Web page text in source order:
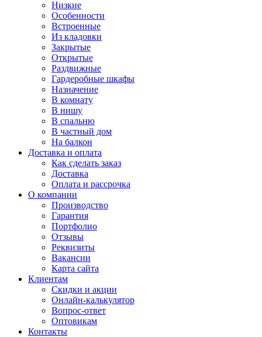
Низкие
Особенности
Встроенные
Из кладовки
Закрытые
Открытые
Раздвижные
Гардеробные шкафы
Назначение
В комнату
В нишу
В спальню
В частный дом
На балкон
Доставка и оплата
Как сделать заказ
Доставка
Оплата и рассрочка
О компании
Производство
Гарантия
Портфолио
Отзывы
Реквизиты
Вакансии
Карта сайта
Клиентам
Скидки и акции
Онлайн-калькулятор
Вопрос-ответ
Оптовикам
Контакты